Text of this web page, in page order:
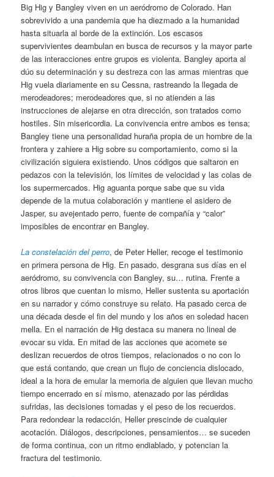
Big Hig y Bangley viven en un aeródromo de Colorado. Han
sobrevivido a una pandemia que ha diezmado a la humanidad
hasta situarla al borde de la extinción. Los escasos
supervivientes deambulan en busca de recursos y la mayor parte
de las interacciones entre grupos es violenta. Bangley aporta al
dúo su determinación y su destreza con las armas mientras que
Hig vuela diariamente en su Cessna, rastreando la llegada de
merodeadores; merodeadores que, si no atienden a las
instrucciones de alejarse en otra dirección, son tratados como
hostiles. Sin misericordia. La convivencia entre ambos es tensa;
Bangley tiene una personalidad huraña propia de un hombre de la
frontera y zahiere a Hig sobre su comportamiento, como si la
civilización siguiera existiendo. Unos códigos que saltaron en
pedazos con la televisión, los límites de velocidad y las colas de
los supermercados. Hig aguanta porque sabe que su vida
depende de la mutua colaboración y mantiene el asidero de
Jasper, su avejentado perro, fuente de compañía y “calor”
imposibles de encontrar en Bangley.
La constelación del perro, de Peter Heller, recoge el testimonio
en primera persona de Hig. En pasado, desgrana sus días en el
aeródromo, su convivencia con Bangley, su… rutina. Frente a
otros libros que cuentan lo mismo, Heller sustenta su aportación
en su narrador y cómo construye su relato. Ha pasado cerca de
una década desde el fin del mundo y los años en soledad hacen
mella. En el narración de Hig destaca su manera no lineal de
evocar su vida. En mitad de las acciones que acomete se
deslizan recuerdos de otros tiempos, relacionados o no con lo
que está contando, que crean un flujo de conciencia dislocado,
ideal a la hora de emular la memoria de alguien que llevan mucho
tiempo encerrado en sí mismo, atenazado por las pérdidas
sufridas, las decisiones tomadas y el peso de los recuerdos.
Para redondear la redacción, Heller prescinde de cualquier
acotación. Diálogos, descripciones, pensamientos… se suceden
de forma continua, con un ritmo endiablado, y potencian la
fractura del testimonio.